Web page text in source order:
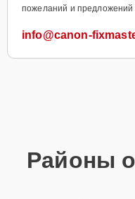
пожеланий и предложений
info@canon-
Районы